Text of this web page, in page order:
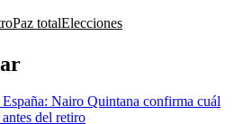
Paz totalElecciones
Nairo Quintana confirma cuál
del retiro